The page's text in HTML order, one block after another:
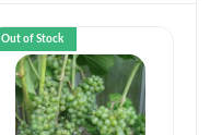
Out of Stock